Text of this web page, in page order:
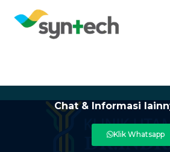
Chat & Informasi
Klik Whatsapp